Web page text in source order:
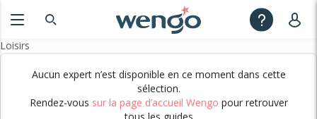
Loisirs
Aucun expert n’est disponible en ce moment dans cette
sélection.
Rendez-vous sur la page d’accueil Wengo pour retrouver